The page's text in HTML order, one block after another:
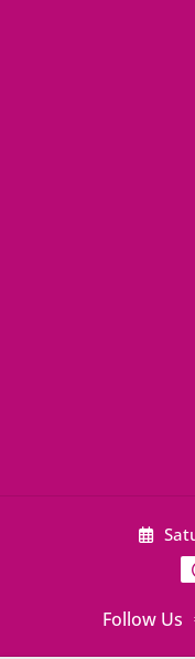
Follow Us